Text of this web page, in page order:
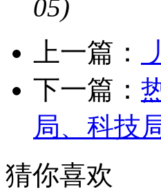
05)
上一篇：
下一篇：
局、科技
猜你喜欢